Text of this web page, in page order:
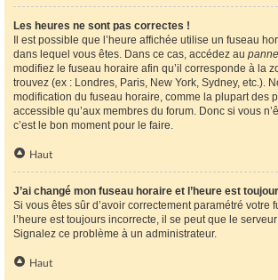
Les heures ne sont pas correctes !
Il est possible que l’heure affichée utilise un fuseau
dans lequel vous êtes. Dans ce cas, accédez au
modifiez le fuseau horaire afin qu’il corresponde à la
trouvez (ex : Londres, Paris, New York, Sydney, etc.).
modification du fuseau horaire, comme la plupart des
accessible qu’aux membres du forum. Donc si vous
c’est le bon moment pour le faire.
Haut
J’ai changé mon fuseau horaire et l’heure est
Si vous êtes sûr d’avoir correctement paramétré votre
l’heure est toujours incorrecte, il se peut que le
Signalez ce problème à un administrateur.
Haut